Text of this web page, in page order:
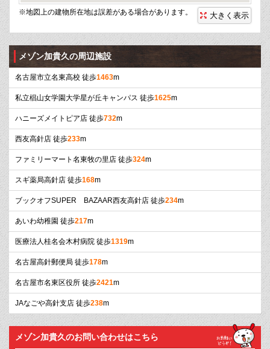
※地図上の建物所在地は誤差がある場合があります。 大きく表示
メゾン加貴久の周辺施設
名古屋市立名東高校 徒歩1463m
私立椙山女学園大学星が丘キャンパス 徒歩1625m
ハニーズメイトピア店 徒歩732m
西友高針店 徒歩233m
ファミリーマート名東牧の里店 徒歩324m
スギ薬局高針店 徒歩168m
ブックオフSUPER BAZAAR西友高針店 徒歩234m
あいわ幼稚園 徒歩217m
医療法人桂名会木村病院 徒歩1319m
名古屋高針郵便局 徒歩178m
名古屋市名東区役所 徒歩2421m
JAなごや高針支店 徒歩238m
メゾン加貴久のお問い合わせはこちら